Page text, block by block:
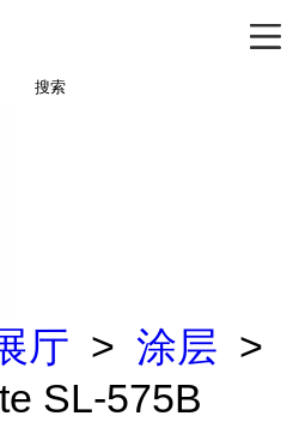
搜索
厅 > 涂层 >
SL-575B